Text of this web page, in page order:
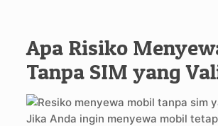
Apa Risiko
Tanpa SIM yang
Jika Anda ingin menyewa mobil